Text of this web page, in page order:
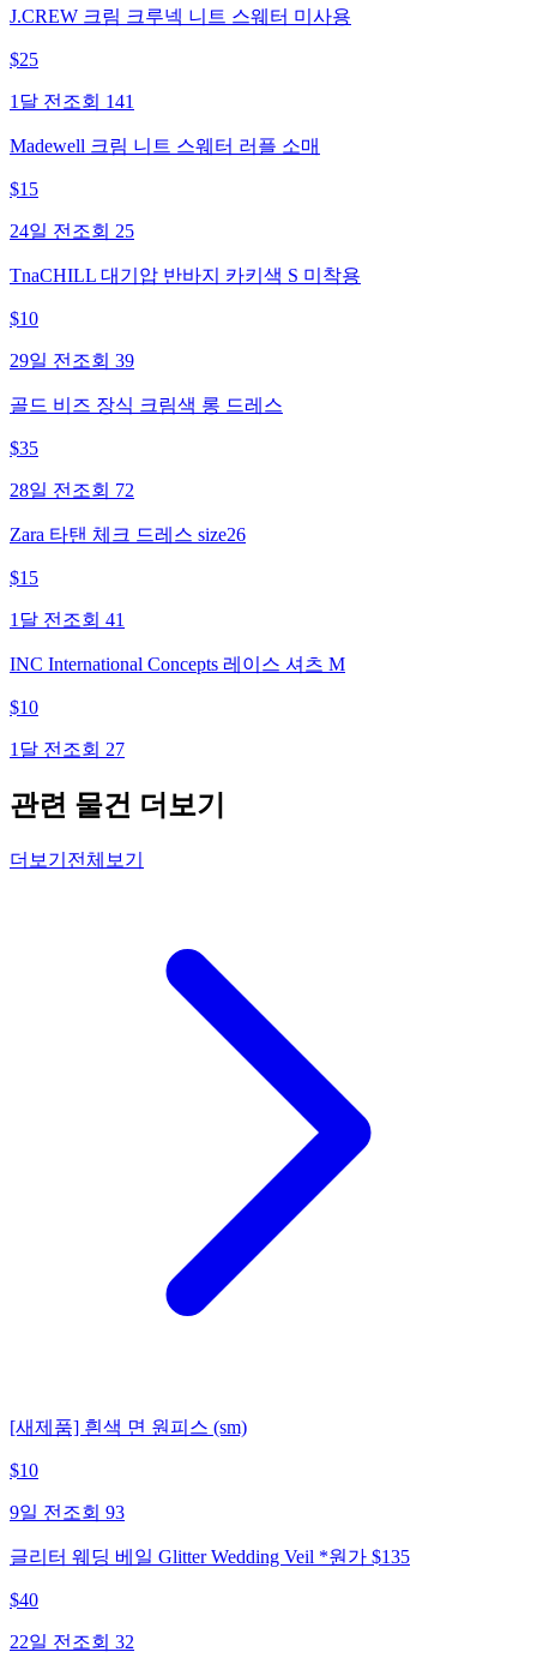
J.CREW 크림 크루넥 니트 스웨터 미사용
$25
1달 전 조회 141
Madewell 크림 니트 스웨터 러플 소매
$15
24일 전 조회 25
TnaCHILL 대기압 반바지 카키색 S 미착용
$10
29일 전 조회 39
골드 비즈 장식 크림색 롱 드레스
$35
28일 전 조회 72
Zara 타탠 체크 드레스 size26
$15
1달 전 조회 41
INC International Concepts 레이스 셔츠 M
$10
1달 전 조회 27
관련 물건 더보기
더보기 전체보기
[새제품] 흰색 면 원피스 (sm)
$10
9일 전 조회 93
글리터 웨딩 베일 Glitter Wedding Veil *원가 $135
$40
22일 전 조회 32